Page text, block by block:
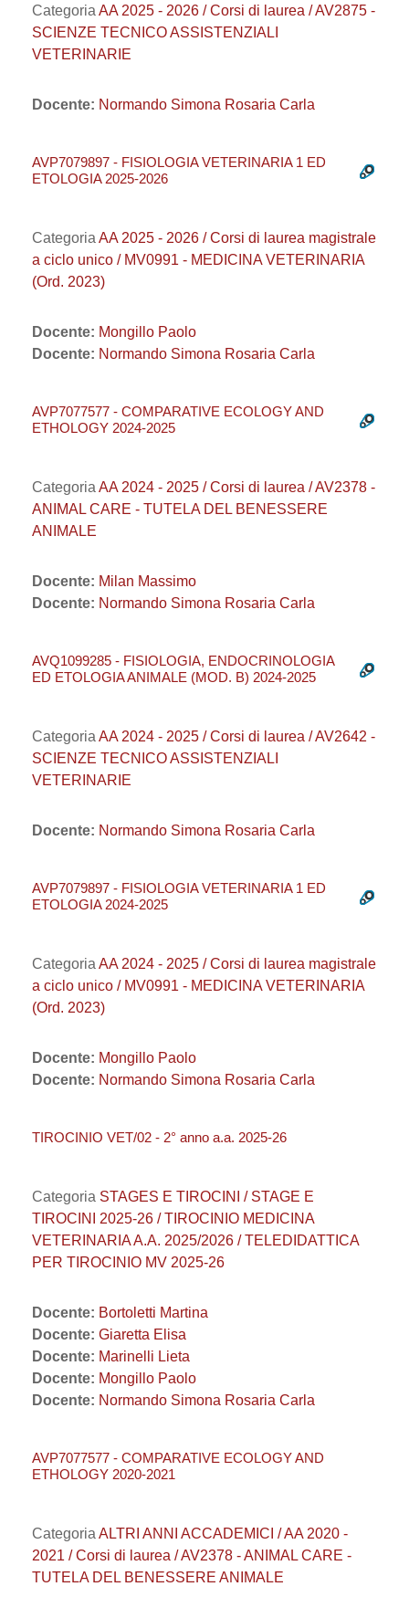
Categoria AA 2025 - 2026 / Corsi di laurea / AV2875 -
SCIENZE TECNICO ASSISTENZIALI
VETERINARIE
Docente: Normando Simona Rosaria Carla
AVP7079897 - FISIOLOGIA VETERINARIA 1 ED
ETOLOGIA 2025-2026
Categoria AA 2025 - 2026 / Corsi di laurea magistrale
a ciclo unico / MV0991 - MEDICINA VETERINARIA
(Ord. 2023)
Docente: Mongillo Paolo
Docente: Normando Simona Rosaria Carla
AVP7077577 - COMPARATIVE ECOLOGY AND
ETHOLOGY 2024-2025
Categoria AA 2024 - 2025 / Corsi di laurea / AV2378 -
ANIMAL CARE - TUTELA DEL BENESSERE
ANIMALE
Docente: Milan Massimo
Docente: Normando Simona Rosaria Carla
AVQ1099285 - FISIOLOGIA, ENDOCRINOLOGIA
ED ETOLOGIA ANIMALE (MOD. B) 2024-2025
Categoria AA 2024 - 2025 / Corsi di laurea / AV2642 -
SCIENZE TECNICO ASSISTENZIALI
VETERINARIE
Docente: Normando Simona Rosaria Carla
AVP7079897 - FISIOLOGIA VETERINARIA 1 ED
ETOLOGIA 2024-2025
Categoria AA 2024 - 2025 / Corsi di laurea magistrale
a ciclo unico / MV0991 - MEDICINA VETERINARIA
(Ord. 2023)
Docente: Mongillo Paolo
Docente: Normando Simona Rosaria Carla
TIROCINIO VET/02 - 2° anno a.a. 2025-26
Categoria STAGES E TIROCINI / STAGE E
TIROCINI 2025-26 / TIROCINIO MEDICINA
VETERINARIA A.A. 2025/2026 / TELEDIDATTICA
PER TIROCINIO MV 2025-26
Docente: Bortoletti Martina
Docente: Giaretta Elisa
Docente: Marinelli Lieta
Docente: Mongillo Paolo
Docente: Normando Simona Rosaria Carla
AVP7077577 - COMPARATIVE ECOLOGY AND
ETHOLOGY 2020-2021
Categoria ALTRI ANNI ACCADEMICI / AA 2020 -
2021 / Corsi di laurea / AV2378 - ANIMAL CARE -
TUTELA DEL BENESSERE ANIMALE